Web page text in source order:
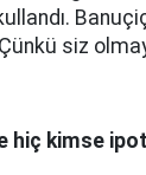
siz
hiç kimse